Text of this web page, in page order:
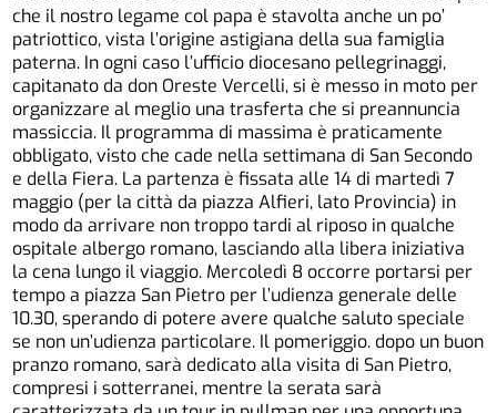
che il nostro legame col papa è stavolta anche un po’
patriottico, vista l’origine astigiana della sua famiglia
paterna. In ogni caso l’ufficio diocesano pellegrinaggi,
capitanato da don Oreste Vercelli, si è messo in moto per
organizzare al meglio una trasferta che si preannuncia
massiccia. Il programma di massima è praticamente
obbligato, visto che cade nella settimana di San Secondo
e della Fiera. La partenza è fissata alle 14 di martedì 7
maggio (per la città da piazza Alfieri, lato Provincia) in
modo da arrivare non troppo tardi al riposo in qualche
ospitale albergo romano, lasciando alla libera iniziativa
la cena lungo il viaggio. Mercoledì 8 occorre portarsi per
tempo a piazza San Pietro per l’udienza generale delle
10.30, sperando di potere avere qualche saluto speciale
se non un’udienza particolare. Il pomeriggio. dopo un buon
pranzo romano, sarà dedicato alla visita di San Pietro,
compresi i sotterranei, mentre la serata sarà